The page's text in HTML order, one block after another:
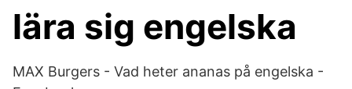
lära sig engelska
MAX Burgers - Vad heter ananas på engelska -